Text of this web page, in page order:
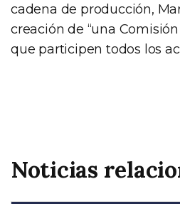
cadena de producción,
creación de “una
que participen todos los
Noticias